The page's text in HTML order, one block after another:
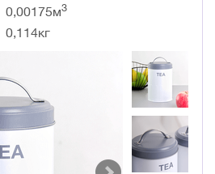
0,00175м3
0,114кг